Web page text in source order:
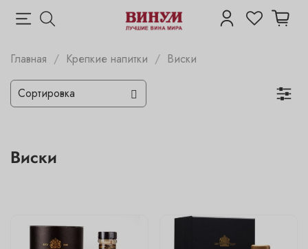
Главная Крепкие напитки Виски
Виски